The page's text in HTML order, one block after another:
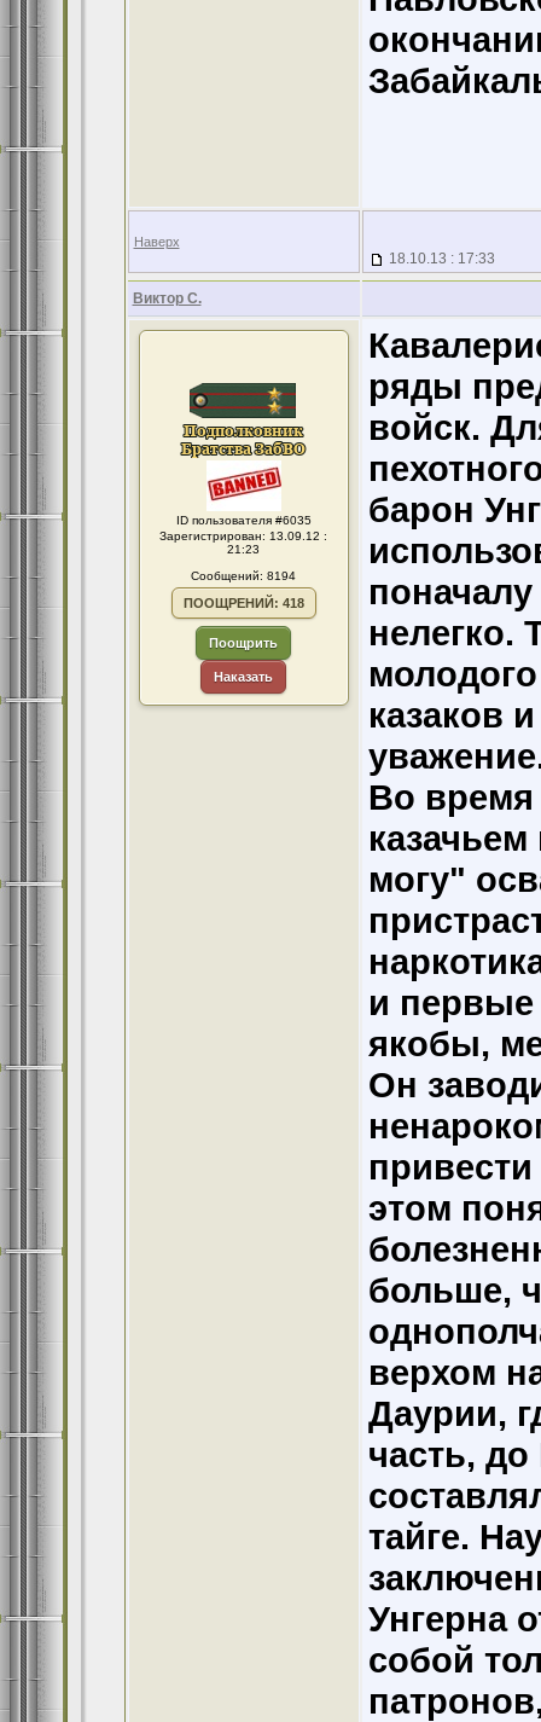
Наверх
18.10.13 : 17:33
Виктор С.
ID пользователя #6035
Зарегистрирован: 13.09.12 :
21:23
Сообщений: 8194
ПООЩРЕНИЙ: 418
Поощрить
Наказать
ряды
войск.
барон
нелегко.
казаков
Во
казачьем
могу"
и
якобы,
Он
этом
больше,
верхом
Даурии,
часть,
тайге.
Унгерна
собой